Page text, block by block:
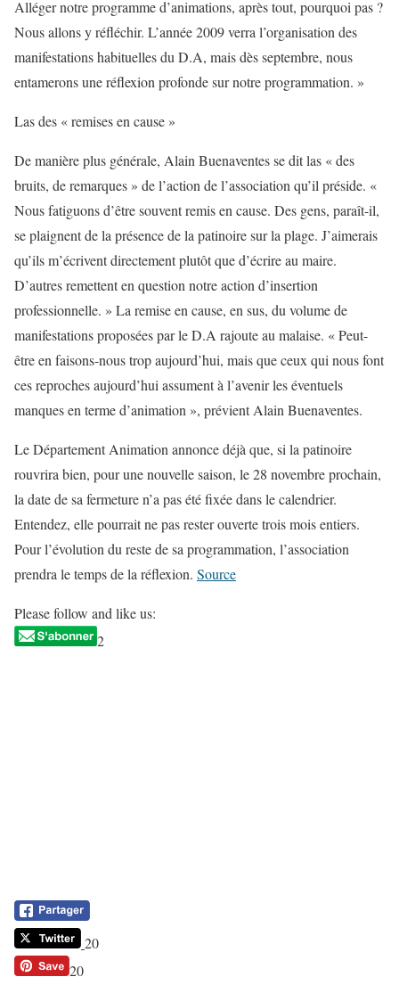
Alléger notre programme d’animations, après tout, pourquoi pas ?
Nous allons y réfléchir. L’année 2009 verra l’organisation des
manifestations habituelles du D.A, mais dès septembre, nous
entamerons une réflexion profonde sur notre programmation. »
Las des « remises en cause »
De manière plus générale, Alain Buenaventes se dit las « des
bruits, de remarques » de l’action de l’association qu’il préside. «
Nous fatiguons d’être souvent remis en cause. Des gens, paraît-il,
se plaignent de la présence de la patinoire sur la plage. J’aimerais
qu’ils m’écrivent directement plutôt que d’écrire au maire.
D’autres remettent en question notre action d’insertion
professionnelle. » La remise en cause, en sus, du volume de
manifestations proposées par le D.A rajoute au malaise. « Peut-
être en faisons-nous trop aujourd’hui, mais que ceux qui nous font
ces reproches aujourd’hui assument à l’avenir les éventuels
manques en terme d’animation », prévient Alain Buenaventes.
Le Département Animation annonce déjà que, si la patinoire
rouvrira bien, pour une nouvelle saison, le 28 novembre prochain,
la date de sa fermeture n’a pas été fixée dans le calendrier.
Entendez, elle pourrait ne pas rester ouverte trois mois entiers.
Pour l’évolution du reste de sa programmation, l’association
prendra le temps de la réflexion. Source
Please follow and like us:
2
20
20